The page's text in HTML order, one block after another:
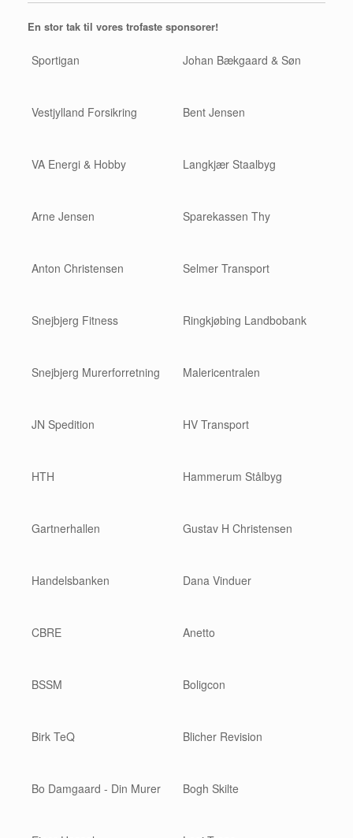
En stor tak til vores trofaste sponsorer!
Sportigan Johan Bækgaard & Søn
Vestjylland Forsikring Bent Jensen
VA Energi & Hobby Langkjær Staalbyg
Arne Jensen Sparekassen Thy
Anton Christensen Selmer Transport
Snejbjerg Fitness Ringkjøbing Landbobank
Snejbjerg Murerforretning Malericentralen
JN Spedition HV Transport
HTH Hammerum Stålbyg
Gartnerhallen Gustav H Christensen
Handelsbanken Dana Vinduer
CBRE Anetto
BSSM Boligcon
Birk TeQ Blicher Revision
Bo Damgaard - Din Murer Bogh Skilte